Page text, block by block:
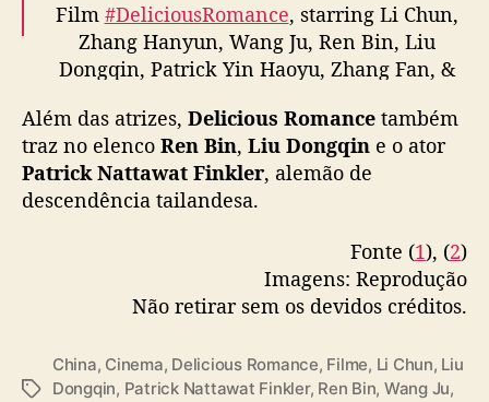
Film #DeliciousRomance, starring Li Chun,
Zhang Hanyun, Wang Ju, Ren Bin, Liu
Dongqin, Patrick Yin Haoyu, Zhang Fan, &
release in theaters
Full –https://t.co/Ir6VCbSE0E #爱很美味
pic.twitter.com/13UudwmRUw
— cdrama tweets (@dramapotatoe)April 11,
2023
Além das atrizes, Delicious Romance também
traz no elenco Ren Bin, Liu Dongqin e o ator
Patrick Nattawat Finkler, alemão de
descendência tailandesa.
Fonte (1), (2)
Imagens: Reprodução
Não retirar sem os devidos créditos.
T
China, Cinema, Delicious Romance, Filme, Li Chun, Liu
Dongqin, Patrick Nattawat Finkler, Ren Bin, Wang Ju,